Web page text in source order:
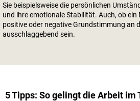
Sie beispielsweise die persönlichen
und ihre emotionale Stabilität. Auch, ob ein
positive oder negative Grundstimmung an
ausschlaggebend sein.
5 Tipps: So gelingt die Arbeit im